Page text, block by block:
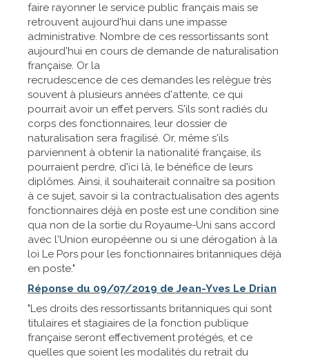
faire rayonner le service public français mais se
retrouvent aujourd'hui dans une impasse
administrative. Nombre de ces ressortissants sont
aujourd'hui en cours de demande de naturalisation
française. Or la
recrudescence de ces demandes les relègue très
souvent à plusieurs années d'attente, ce qui
pourrait avoir un effet pervers. S'ils sont radiés du
corps des fonctionnaires, leur dossier de
naturalisation sera fragilisé. Or, même s'ils
parviennent à obtenir la nationalité française, ils
pourraient perdre, d'ici là, le bénéfice de leurs
diplômes. Ainsi, il souhaiterait connaître sa position
à ce sujet, savoir si la contractualisation des agents
fonctionnaires déjà en poste est une condition sine
qua non de la sortie du Royaume-Uni sans accord
avec l'Union européenne ou si une dérogation à la
loi Le Pors pour les fonctionnaires britanniques déjà
en poste."
Réponse du 09/07/2019 de Jean-Yves Le Drian
"Les droits des ressortissants britanniques qui sont
titulaires et stagiaires de la fonction publique
française seront effectivement protégés, et ce
quelles que soient les modalités du retrait du